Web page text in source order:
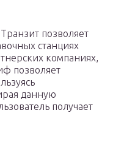
позволяет
станциях
компаниях,
позволяет
данную
получает